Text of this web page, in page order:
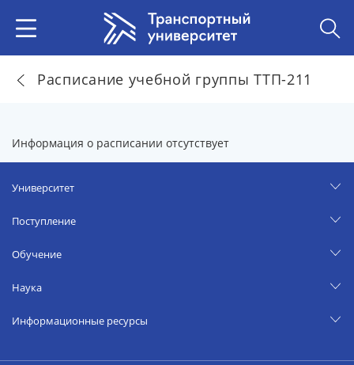
Расписание учебной группы ТТП-211
Информация о расписании отсутствует
Университет
Поступление
Обучение
Наука
Информационные ресурсы